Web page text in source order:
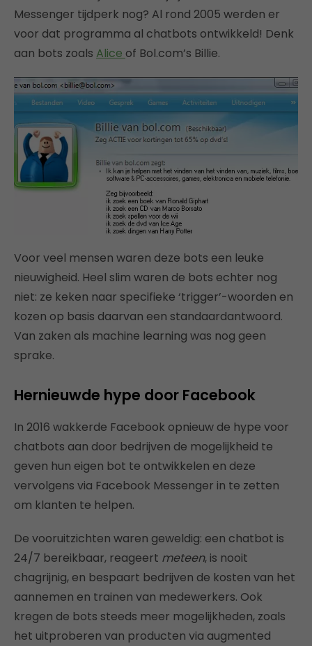
Messenger tijdperk nog? Al rond 2005 werden er
voor dat programma al chatbots ontwikkeld! Denk
aan bots zoals Alice of Bol.com’s Billie.
Voor veel mensen waren deze bots een leuke
nieuwigheid. Heel slim waren de bots echter nog
niet: ze keken naar specifieke ‘trigger’-woorden en
kozen op basis daarvan een standaardantwoord.
Van zaken als machine learning was nog geen
sprake.
Hernieuwde hype door Facebook
In 2016 wakkerde Facebook opnieuw de hype voor
chatbots aan door bedrijven de mogelijkheid te
geven hun eigen bot te ontwikkelen en deze
vervolgens via Facebook Messenger in te zetten
om klanten te helpen.
De vooruitzichten waren geweldig: een chatbot is
24/7 bereikbaar, reageert meteen, is nooit
chagrijnig, en bespaart bedrijven de kosten van het
aannemen en trainen van medewerkers. Ook
kregen de bots steeds meer mogelijkheden, zoals
het uitproberen van producten via augmented